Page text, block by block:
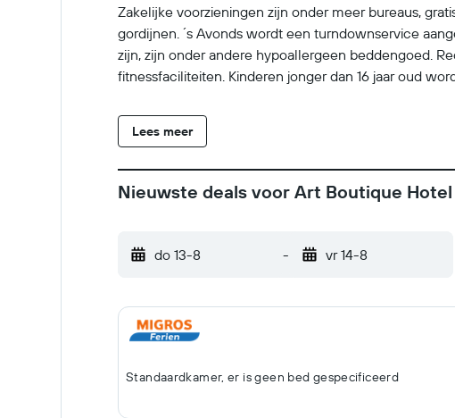
Zakelijke voorzieningen zijn onder meer bureaus,
gordijnen. ´s Avonds wordt een turndownservice
zijn, zijn onder andere hypoallergeen beddengoed.
fitnessfaciliteiten. Kinderen jonger dan 16 jaar oud
Lees meer
Nieuwste deals voor Art Boutique
do 13-8 - vr 14-8
Standaardkamer, er is geen bed gespecificeerd